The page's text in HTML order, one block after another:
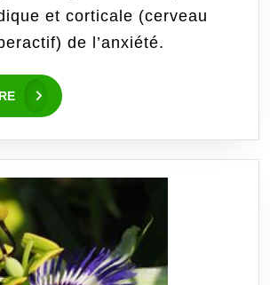
1
semaine
de
passiflore
avec
double
dose
[Semaine
et corticale (cerveau
de l’anxiété .
READ
MORE